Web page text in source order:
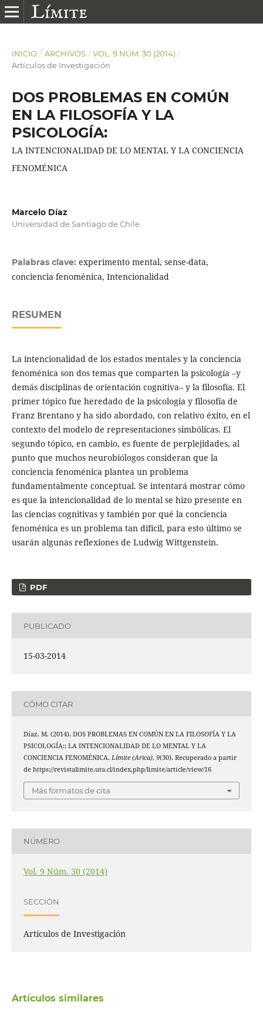
INICIO / ARCHIVOS / VOL. 9 NÚM. 30 (2014) /
Artículos de Investigación
DOS PROBLEMAS EN COMÚN
EN LA FILOSOFÍA Y LA
PSICOLOGÍA:
LA INTENCIONALIDAD DE LO MENTAL Y LA CONCIENCIA
FENOMÉNICA
Marcelo Díaz
Universidad de Santiago de Chile
Palabras clave: experimento mental, sense-data,
conciencia fenoménica, Intencionalidad
RESUMEN
La intencionalidad de los estados mentales y la conciencia
fenoménica son dos temas que comparten la psicología –y
demás disciplinas de orientación cognitiva– y la filosofía. El
primer tópico fue heredado de la psicología y filosofía de
Franz Brentano y ha sido abordado, con relativo éxito, en el
contexto del modelo de representaciones simbólicas. El
segundo tópico, en cambio, es fuente de perplejidades, al
punto que muchos neurobiólogos consideran que la
conciencia fenoménica plantea un problema
fundamentalmente conceptual. Se intentará mostrar cómo
es que la intencionalidad de lo mental se hizo presente en
las ciencias cognitivas y también por qué la conciencia
fenoménica es un problema tan difícil, para esto último se
usarán algunas reflexiones de Ludwig Wittgenstein.
PDF
PUBLICADO
15-03-2014
CÓMO CITAR
Díaz, M. (2014). DOS PROBLEMAS EN COMÚN EN LA FILOSOFÍA Y LA
PSICOLOGÍA:: LA INTENCIONALIDAD DE LO MENTAL Y LA
CONCIENCIA FENOMÉNICA. Límite (Arica), 9(30). Recuperado a partir
de https://revistalimite.uta.cl/index.php/limite/article/view/16
Más formatos de cita
NÚMERO
Vol. 9 Núm. 30 (2014)
SECCIÓN
Artículos de Investigación
Artículos similares